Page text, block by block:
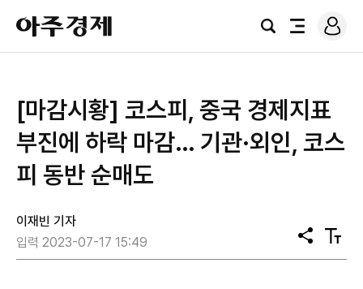
아
주
경
검
전
로
그
​[마감시황] 코스피, 중국 경제지표
부진에 하락 마감… 기관·외인, 코스
피 동반 순매도
이재빈 기자
입력 2023-07-17 15:49
공
유
텍
스